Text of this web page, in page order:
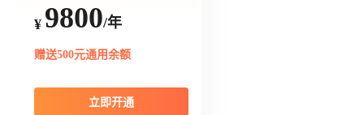
¥ 9800/年
赠送500元通用余额
立即开通